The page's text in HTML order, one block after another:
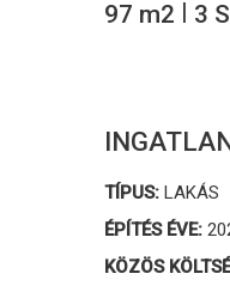
97 m2 | 3
TÍPUS: LAKÁS
ÉPÍTÉS ÉVE:
KÖZÖS